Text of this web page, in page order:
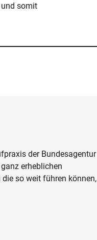
somit
der Bundesagentur
erheblichen
so weit führen können,